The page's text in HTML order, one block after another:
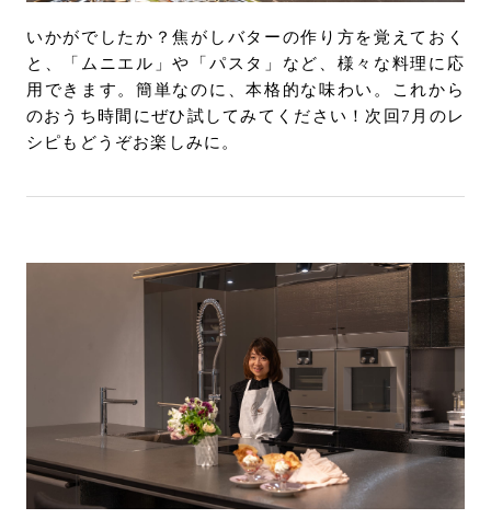
いかがでしたか？焦がしバターの作り方を覚えておく
と、「ムニエル」や「パスタ」など、様々な料理に応
用できます。簡単なのに、本格的な味わい。これから
のおうち時間にぜひ試してみてください！次回7月のレ
シピもどうぞお楽しみに。